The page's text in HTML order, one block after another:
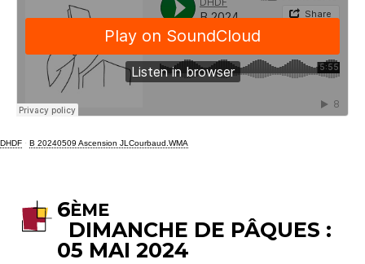
DHDF · B 20240509 Ascension JLCourbaud.WMA
6ÈME
DIMANCHE DE PÂQUES :
05 MAI 2024